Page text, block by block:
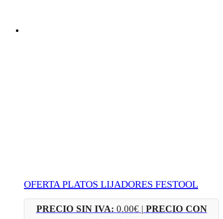
OFERTA PLATOS LIJADORES FESTOOL
PRECIO SIN IVA: 0.00€ | PRECIO CON